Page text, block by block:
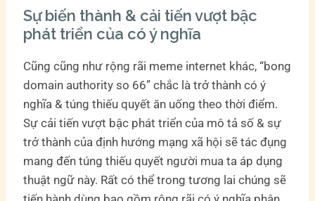
Sự biến thành & cải tiến vượt bậc
phát triển của có ý nghĩa
Cũng cũng như rộng rãi meme internet khác, “bong
domain authority so 66” chắc là trở thành có ý
nghĩa & túng thiếu quyết ăn uống theo thời điểm.
Sự cải tiến vượt bậc phát triển của mô tả số & sự
trở thành của định hướng mạng xã hội sẽ tác đụng
mang đến túng thiếu quyết người mua ta áp dụng
thuật ngữ này. Rất có thể trong tương lai chúng sẽ